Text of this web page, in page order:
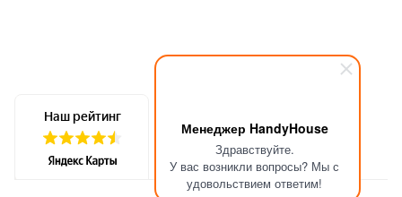
Менеджер HandyHouse
Здравствуйте.
У вас возникли вопросы? Мы с
удовольствием ответим!